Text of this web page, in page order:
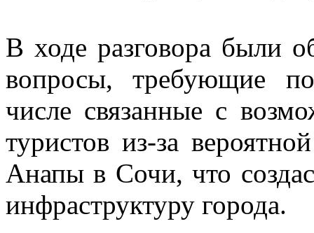
В ходе разговора были
вопросы, требующие
числе связанные с
туристов из-за
Анапы в Сочи, что
инфраструктуру города.